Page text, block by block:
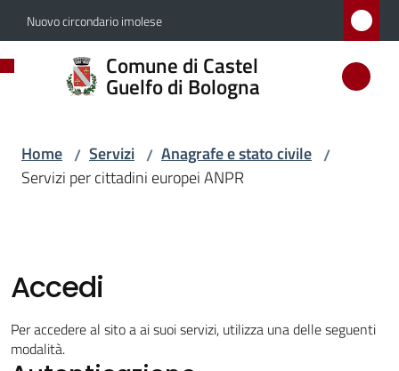
Vai al contenuto
Vai alla navigazione
Vai al footer
Nuovo circondario imolese
Comune di Castel
Guelfo di Bologna
Comune
di
di
Bologna
Amministrazione
Novità
Home / Servizi / Anagrafe e stato civile /
Servizi per cittadini europei ANPR
Accedi
Per accedere al sito a ai suoi servizi, utilizza una delle seguenti
modalità.